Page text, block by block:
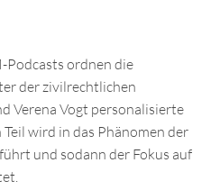
Podcasts ordnen die
der zivilrechtlichen
Verena Vogt personalisierte
wird in das Phänomen der
und sodann der Fokus auf